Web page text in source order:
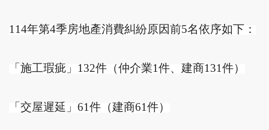
114年第4季房地產消費糾紛原因前5名依序如下：
「施工瑕疵」132件（仲介業1件、建商131件）
「交屋遲延」61件（建商61件）